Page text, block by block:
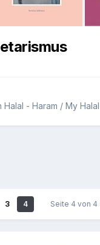
Halal - Haram / My
3 4 Seite 4 von 4